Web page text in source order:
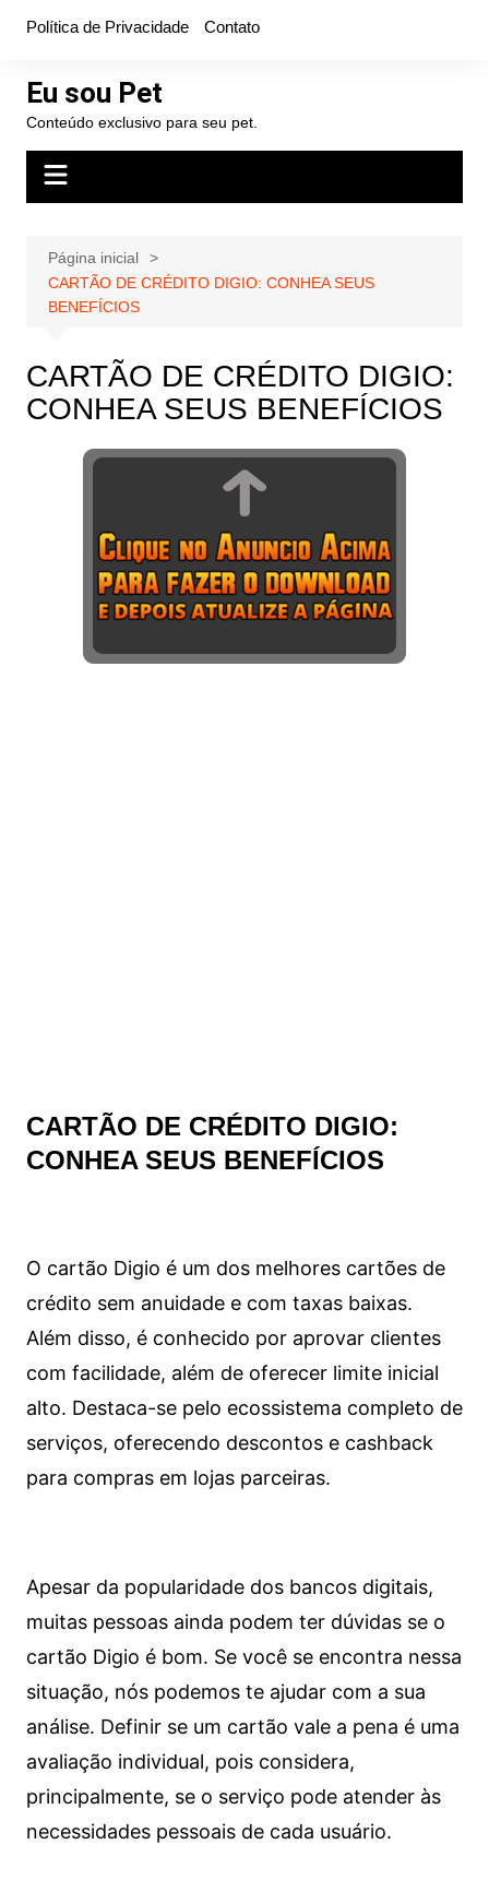
conteúdo
Política de Privacidade Contato
Eu sou Pet
Conteúdo exclusivo para seu pet.
Página inicial
CARTÃO DE CRÉDITO DIGIO: CONHEA SEUS
BENEFÍCIOS
CARTÃO DE CRÉDITO DIGIO:
CONHEA SEUS BENEFÍCIOS
CARTÃO DE CRÉDITO DIGIO:
CONHEA SEUS BENEFÍCIOS
O cartão Digio é um dos melhores cartões de
crédito sem anuidade e com taxas baixas.
Além disso, é conhecido por aprovar clientes
com facilidade, além de oferecer limite inicial
alto. Destaca-se pelo ecossistema completo de
serviços, oferecendo descontos e cashback
para compras em lojas parceiras.
Apesar da popularidade dos bancos digitais,
muitas pessoas ainda podem ter dúvidas se o
cartão Digio é bom. Se você se encontra nessa
situação, nós podemos te ajudar com a sua
análise. Definir se um cartão vale a pena é uma
avaliação individual, pois considera,
principalmente, se o serviço pode atender às
necessidades pessoais de cada usuário.